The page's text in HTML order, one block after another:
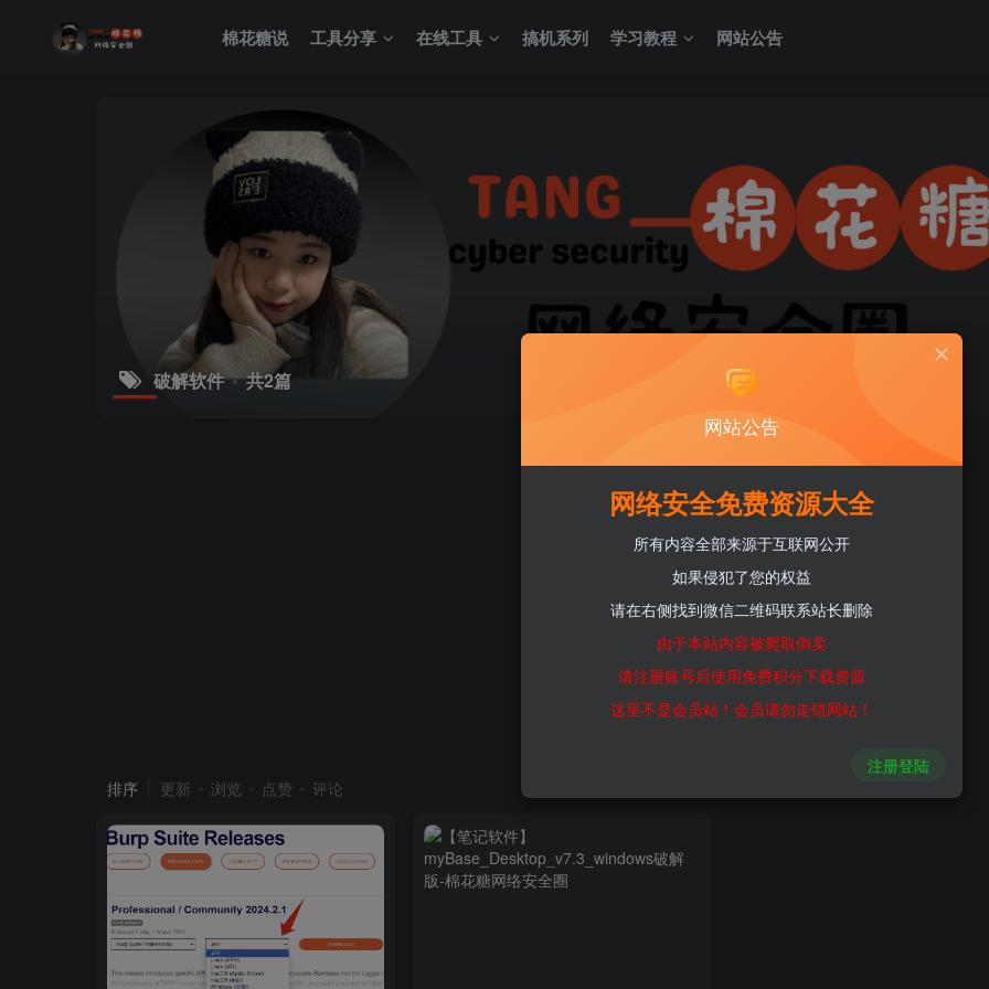
棉花糖说 工具分享 在线工具 搞机系列 学习教程 网站公告
破解软件 共2篇
排序 更新 浏览 点赞 评论
网站公告
网络安全免费资源大全
所有内容全部来源于互联网公开
如果侵犯了您的权益
请在右侧找到微信二维码联系站长删除
由于本站内容被爬取倒卖
请注册账号后使用免费积分下载资源
这里不是会员站！会员请勿走错网站！
注册登陆